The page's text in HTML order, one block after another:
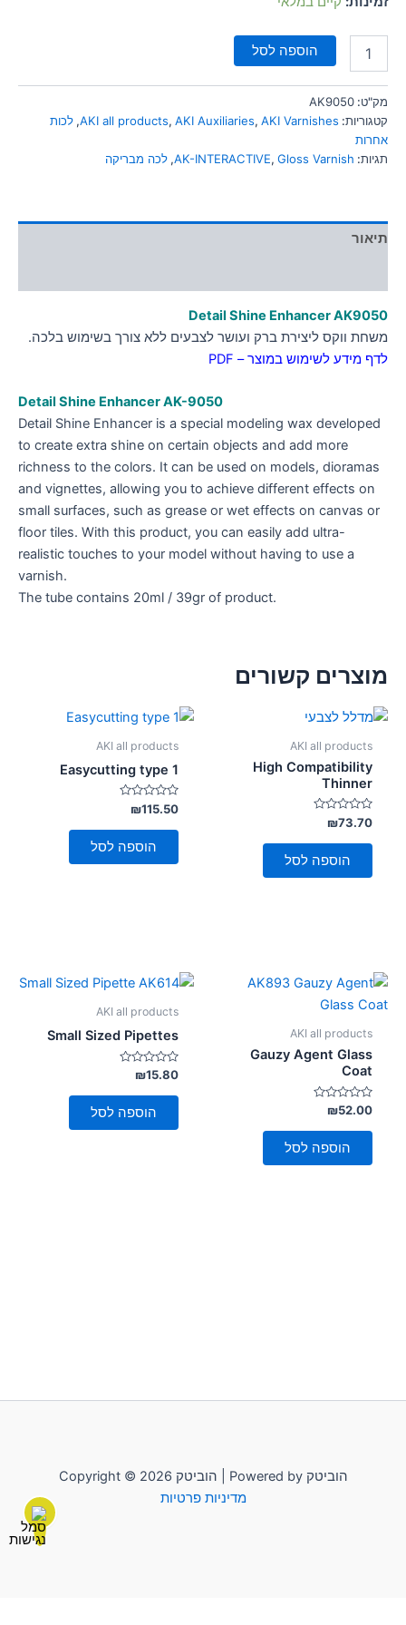
כל
הוספה לסל
מק"ט: AK9050
קטגוריות:
AKI all products, AKI Auxiliaries, AKI Varnishes
, לכות
אחרות
תגיות:
AK-INTERACTIVE, Gloss Varnish
, לכה מבריקה
תיאור
Detail Shine Enhancer AK9050
משחת ווקס ליצירת ברק ועושר לצבעים ללא צורך בשימוש בלכה.
לדף מידע לשימוש במוצר – PDF
Detail Shine Enhancer AK-9050
Detail Shine Enhancer is a special modeling wax developed
to create extra shine on certain objects and add more
richness to the colors. It can be used on models, dioramas
and vignettes, allowing you to achieve different effects on
small surfaces, such as grease or wet effects on canvas or
floor tiles. With this product, you can easily add ultra-
realistic touches to your model without having to use a
varnish.
The tube contains 20ml / 39gr of product.
מוצרים קשורים
AKI all products
High Compatibility
Thinner
דורג
0
מתוך
₪73.70
הוספה לסל
AKI all products
Easycutting type 1
דורג
0
מתוך
₪115.50
הוספה לסל
AKI all products
Gauzy Agent Glass
Coat
דורג
0
מתוך
₪52.00
הוספה לסל
AKI all products
Small Sized Pipettes
דורג
0
מתוך
₪15.80
הוספה לסל
Copyright © 2026 הוביטק | Powered by הוביטק
מדיניות פרטיות